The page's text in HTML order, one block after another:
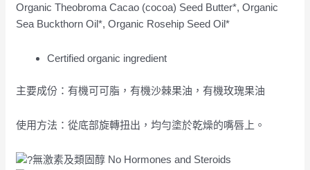
Organic Theobroma Cacao (cocoa) Seed Butter*, Organic
Sea Buckthorn Oil*, Organic Rosehip Seed Oil*
Certified organic ingredient
主要成份：有機可可脂，有機沙棘果油，有機玫瑰果油
使用方法：從底部旋轉扭出，均勻塗於乾燥的嘴唇上。
無激素及類固醇 No Hormones and Steroids